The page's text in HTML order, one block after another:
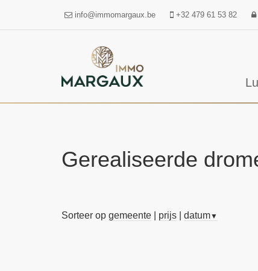
info@immomargaux.be +32 479 61 53 82
Gerealiseerde
Sorteer op gemeente prijs datum▼